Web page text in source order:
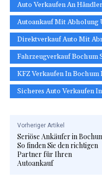
Auto Verkaufen An
Autoankauf Mit Abholung
Direktverkauf Auto Mit
Fahrzeugverkauf Bochum
KFZ Verkaufen In
Sicheres Auto Verkaufen
Vorheriger Artikel
Seriöse Ankäufer in
So finden Sie den richtigen
Partner für Ihren
Autoankauf